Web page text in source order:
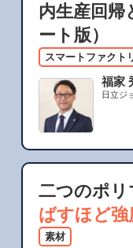
内生産回
ート版）
スマートファクト
福家
日立ジ
二つのポリ
ばすほど
素材